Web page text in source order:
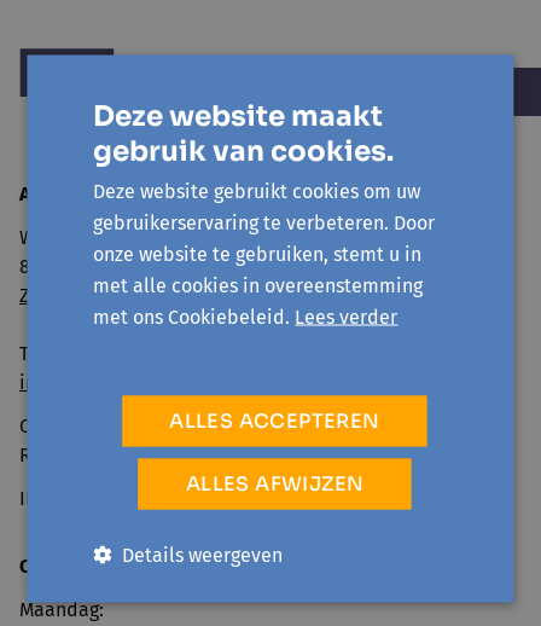
Avansa
Mid- en Zuidwest
Wandelweg 11
8500 Kortrijk
Zo geraak je er
Tel: 056 260 600
info@avansa-mzw.be
Ondernemingsnummer: BE0859.901.733
RPR GENT, afd. KORTRIJK
IBAN BE69 0014 0920 4478
Openingsuren onthaal:
Maandag:
Deze website maakt
gebruik van cookies.
Deze website gebruikt cookies om uw
gebruikerservaring te verbeteren. Door
onze website te gebruiken, stemt u in
met alle cookies in overeenstemming
met ons Cookiebeleid. Lees verder
ALLES ACCEPTEREN
ALLES AFWIJZEN
Details weergeven